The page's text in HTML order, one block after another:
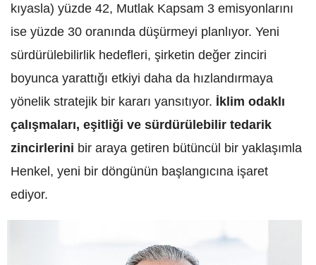
kıyasla) yüzde 42, Mutlak Kapsam 3 emisyonlarını
ise yüzde 30 oranında düşürmeyi planlıyor. Yeni
sürdürülebilirlik hedefleri, şirketin değer zinciri
boyunca yarattığı etkiyi daha da hızlandırmaya
yönelik stratejik bir kararı yansıtıyor. İklim odaklı
çalışmaları, eşitliği ve sürdürülebilir tedarik
zincirlerini bir araya getiren bütüncül bir yaklaşımla
Henkel, yeni bir döngünün başlangıcına işaret
ediyor.